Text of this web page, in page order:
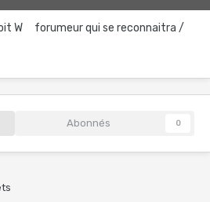
W forumeur qui se reconnaitra /
Abonnés 0